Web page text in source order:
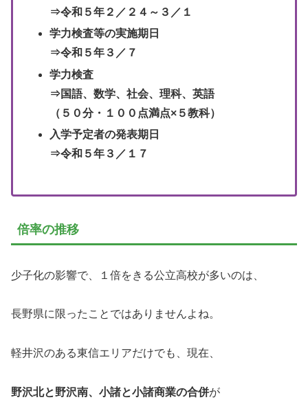
⇒令和５年２／２４～３／１
学力検査等の実施期日
⇒令和５年３／７
学力検査
⇒国語、数学、社会、理科、英語
（５０分・１００点満点×５教科）
入学予定者の発表期日
⇒令和５年３／１７
倍率の推移
少子化の影響で、１倍をきる公立高校が多いのは、
長野県に限ったことではありませんよね。
軽井沢のある東信エリアだけでも、現在、
野沢北と野沢南、小諸と小諸商業の合併が